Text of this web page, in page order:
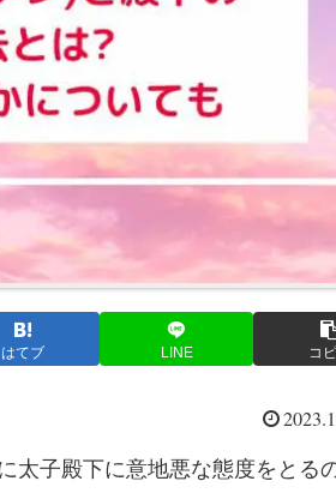
はてブ LINE コ
太子殿下に意地悪な態度をとる